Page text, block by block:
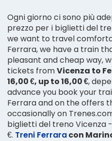
Ogni giorno ci sono più
prezzo per i biglietti del
we want to travel
Ferrara, we have a train
pleasant and cheap way,
tickets fromVicenza to
16,00 €, up to 16,00 €,
advance you book your
Ferrara and on the offers
occasionally on
biglietti del treno Vicenza
€. Treni Ferraracon